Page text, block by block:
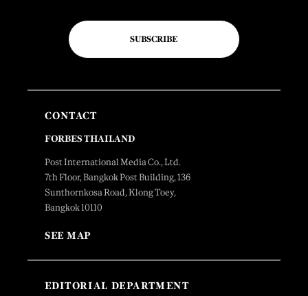
SUBSCRIBE
CONTACT
FORBES THAILAND
Post International Media Co., Ltd.
7th Floor, Bangkok Post Building, 136
Sunthornkosa Road, Klong Toey,
Bangkok 10110
SEE MAP
EDITORIAL DEPARTMENT